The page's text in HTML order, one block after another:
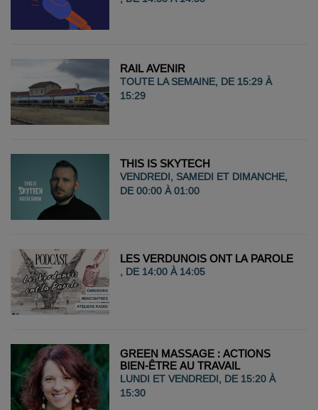
RAIL AVENIR
TOUTE LA SEMAINE, DE 15:29 À
15:29
THIS IS SKYTECH
VENDREDI, SAMEDI ET DIMANCHE,
DE 00:00 À 01:00
LES VERDUNOIS ONT LA PAROLE
, DE 14:00 À 14:05
GREEN MASSAGE : ACTIONS
BIEN-ÊTRE AU TRAVAIL
LUNDI ET VENDREDI, DE 15:20 À
15:30